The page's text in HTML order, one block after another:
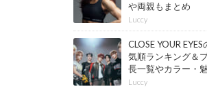
や両親もまとめ
Luccy
CLOSE YOUR
気順ランキング＆
長一覧やカラー・
【最新版】
Luccy